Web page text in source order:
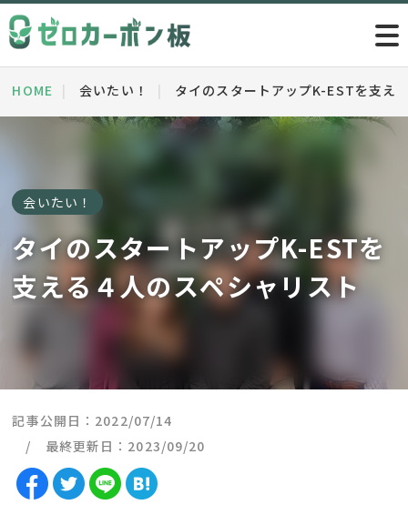
HOME 会いたい！ タイのスタートアップK-ESTを支え
会いたい！
タイのスタートアップK-ESTを
支える４人のスペシャリスト
記事公開日：2022/07/14
最終更新日：2023/09/20